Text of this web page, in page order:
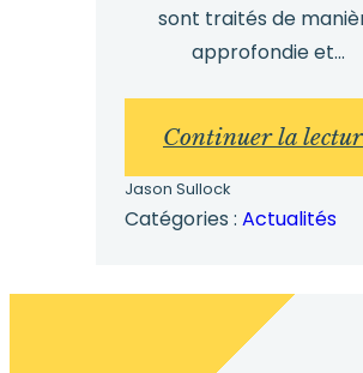
sont traités de
approfondie et...
Continuer la
Jason Sullock
Catégories : Actualités